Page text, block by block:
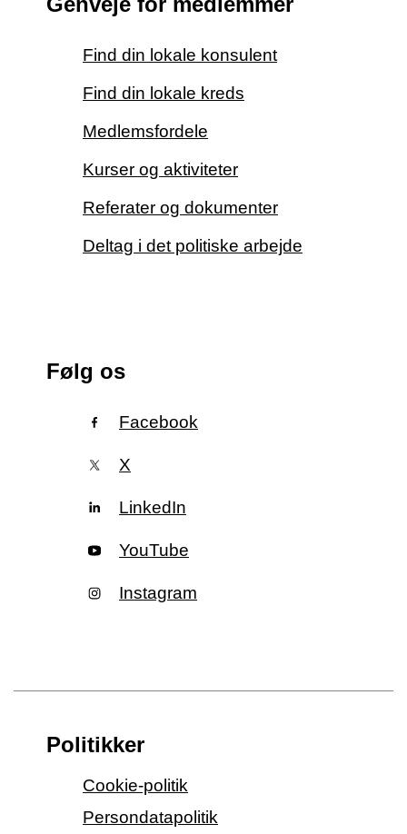
Find din lokale konsulent
Find din lokale kreds
Medlemsfordele
Kurser og aktiviteter
Referater og dokumenter
Deltag i det politiske arbejde
Følg os
Facebook
X
LinkedIn
YouTube
Instagram
Politikker
Cookie-politik
Persondatapolitik